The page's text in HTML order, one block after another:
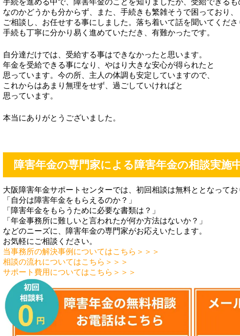
すごい丁寧で、とて
も良い社労士さんで
す！
初めての障害年金の
申請で少し不安でし
たが、障害年金の種
類や手続きの流れや
必要なもの等を丁寧
に説明してもらい安
いにくい時も、調整
す。ありがとうござ
いました。
無料相談から
サポートして
き、障害年金
が受けられる
なり、主人と
手続を進める中で、障害年金のことを知りましたが、受給できるも
なのかどうかも分からず、また、手続きも繁雑そうで困っており、
ご相談し、お任せする事にしました。落ち着いて話を聞いてくださ
手続も丁寧に分かり易く進めていただき、有難かったです。
自分達だけでは、受給する事はできなかったと思います。
年金を受給できる事になり、やはり大きな安心が得られたと
思っています。今の所、主人の体調も安定していますので、
これからはあまり無理をせず、過ごしていければと
思っています。
本当にありがとうございました。
障害年金の専門家による障害年金の相談実施
大阪障害年金サポートセンターでは、初回相談は無料ととなって
「自分は障害年金をもらえるのか？」
「障害年金をもらうために必要な書類は？」
「年金事務所に難しいと言われたが何か方法はないか？」
などのニーズに、障害年金の専門家がお応えいたします。
お気軽にご相談ください。
当事務所の解決事例についてはこちら＞＞＞
相談の流れについてはこちら＞＞＞
サポート費用についてはこちら＞＞＞